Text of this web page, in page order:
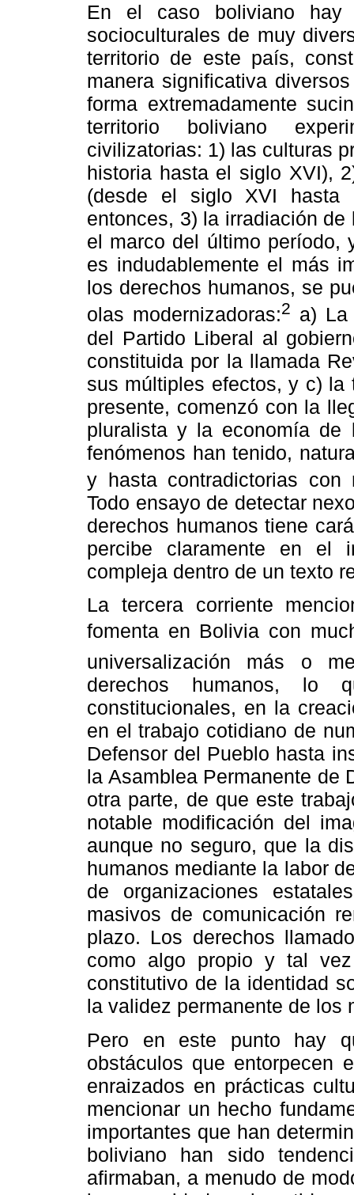
En el caso boliviano hay
socioculturales de muy
territorio de este país,
manera significativa
forma extremadamente
territorio boliviano
civilizatorias: 1) las culturas
historia hasta el siglo XVI),
(desde el siglo XVI
entonces, 3) la irradiación
el marco del último período,
es indudablemente el más
los derechos humanos, se
olas modernizadoras:2 a) La
del Partido Liberal al
constituida por la llamada
sus múltiples efectos, y c)
presente, comenzó con la
pluralista y la economía de
fenómenos han tenido,
y hasta contradictorias con
Todo ensayo de detectar
derechos humanos tiene
percibe claramente en el
compleja dentro de un texto
La tercera corriente
fomenta en Bolivia con
universalización más o
derechos humanos, lo
constitucionales, en la
en el trabajo cotidiano de
Defensor del Pueblo hasta
la Asamblea Permanente de
otra parte, de que este
notable modificación del
aunque no seguro, que la
humanos mediante la labor
de organizaciones
masivos de comunicación
plazo. Los derechos
como algo propio y tal
constitutivo de la identidad
la validez permanente de los
Pero en este punto hay
obstáculos que entorpecen
enraizados en prácticas
mencionar un hecho
importantes que han
boliviano han sido
afirmaban, a menudo de